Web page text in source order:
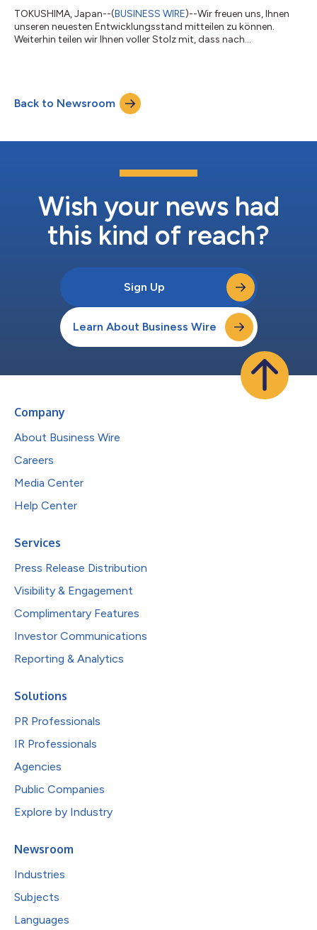
TOKUSHIMA, Japan--(BUSINESS WIRE)--Wir freuen uns, Ihnen
unseren neuesten Entwicklungsstand mitteilen zu können.
Weiterhin teilen wir Ihnen voller Stolz mit, dass nach
Bauchspeicheldrüsenkrebs nach einer Drittlinienbehandlung
genehmigt wurde. In einer Phase-I/II-Studie zu DFP-17729 in
Kombination mit TS-1 bei Patienten mit Bauchspeich...
Back to Newsroom
Wish your news had
this kind of reach?
Sign Up
Learn About Business Wire
Company
About Business Wire
Careers
Media Center
Help Center
Services
Press Release Distribution
Visibility & Engagement
Complimentary Features
Investor Communications
Reporting & Analytics
Solutions
PR Professionals
IR Professionals
Agencies
Public Companies
Explore by Industry
Newsroom
Industries
Subjects
Languages